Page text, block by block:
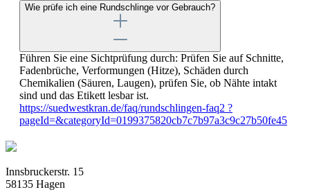
Wie prüfe ich eine Rundschlinge vor Gebrauch?
Führen Sie eine Sichtprüfung durch: Prüfen Sie auf Schnitte,
Fadenbrüche, Verformungen (Hitze), Schäden durch
Chemikalien (Säuren, Laugen), prüfen Sie, ob Nähte intakt
sind und das Etikett lesbar ist.
https://suedwestkran.de/faq/rundschlingen-faq2 ?
pageId=&categoryId=0199375820cb7c7b97a3c9c27b50fe45
Innsbruckerstr. 15
58135 Hagen